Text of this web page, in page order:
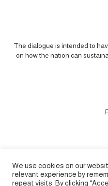
The dialogue is intended to
on how the nation can
We use cookies on our
relevant experience by
repeat visits. By clicking